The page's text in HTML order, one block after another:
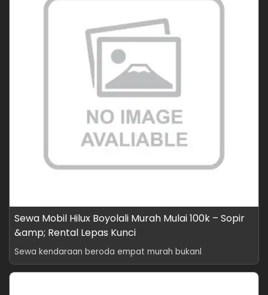
Sewa Mobil Hilux Boyolali Murah Mulai 100k – Sopir
&amp; Rental Lepas Kunci
Sewa kendaraan beroda empat murah bukanl